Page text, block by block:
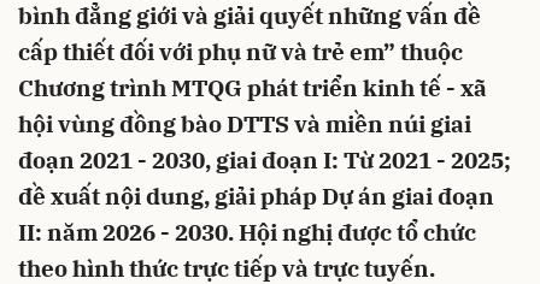
bình đẳng giới và giải quyết những vấn đề
cấp thiết đối với phụ nữ và trẻ em” thuộc
Chương trình MTQG phát triển kinh tế - xã
hội vùng đồng bào DTTS và miền núi giai
đoạn 2021 - 2030, giai đoạn I: Từ 2021 - 2025;
đề xuất nội dung, giải pháp Dự án giai đoạn
II: năm 2026 - 2030. Hội nghị được tổ chức
theo hình thức trực tiếp và trực tuyến.